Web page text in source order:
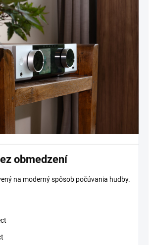
obmedzení
na moderný spôsob počúvania hudby.